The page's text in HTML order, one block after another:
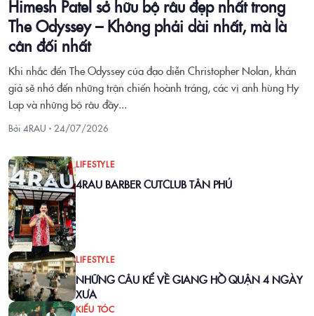
Himesh Patel sở hữu bộ râu đẹp nhất trong
The Odyssey – Không phải dài nhất, mà là
cân đối nhất
Khi nhắc đến The Odyssey của đạo diễn Christopher Nolan, khán
giả sẽ nhớ đến những trận chiến hoành tráng, các vị anh hùng Hy
Lạp và những bộ râu đầy...
Bởi 4RAU · 24/07/2026
LIFESTYLE
4RAU BARBER CUTCLUB TÂN PHÚ
LIFESTYLE
NHỮNG CÂU KỂ VỀ GIANG HỒ QUẬN 4 NGÀY
XƯA
KIỂU TÓC